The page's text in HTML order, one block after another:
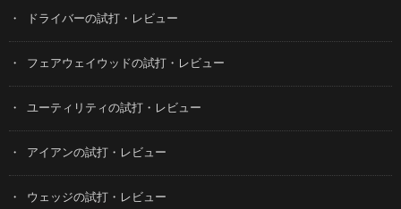
ドライバーの試打・レビュー
フェアウェイウッドの試打・レビュー
ユーティリティの試打・レビュー
アイアンの試打・レビュー
ウェッジの試打・レビュー